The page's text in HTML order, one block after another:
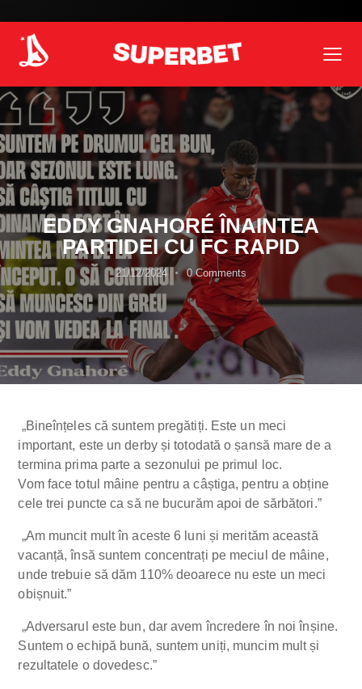
EDDY GNAHORÉ ÎNAINTEA
PARTIDEI CU FC RAPID
21/12/2024 0 Comments
„Bineînțeles că suntem pregătiți. Este un meci
important, este un derby și totodată o șansă mare de a
termina prima parte a sezonului pe primul loc.
Vom face totul mâine pentru a câștiga, pentru a obține
cele trei puncte ca să ne bucurăm apoi de sărbători.”
„Am muncit mult în aceste 6 luni și merităm această
vacanță, însă suntem concentrați pe meciul de mâine,
unde trebuie să dăm 110% deoarece nu este un meci
obișnuit.”
„Adversarul este bun, dar avem încredere în noi înșine.
Suntem o echipă bună, suntem uniți, muncim mult și
rezultatele o dovedesc.”